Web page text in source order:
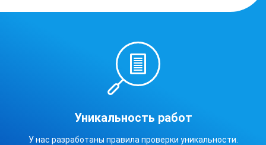
Уникальность работ
У нас разработаны правила проверки уникальности.